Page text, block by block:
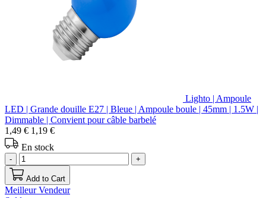
Lighto | Ampoule
LED | Grande douille E27 | Bleue | Ampoule boule | 45mm | 1.5W |
Dimmable | Convient pour câble barbelé
1,49 € 1,19 €
En stock
- +
Add to Cart
Meilleur Vendeur